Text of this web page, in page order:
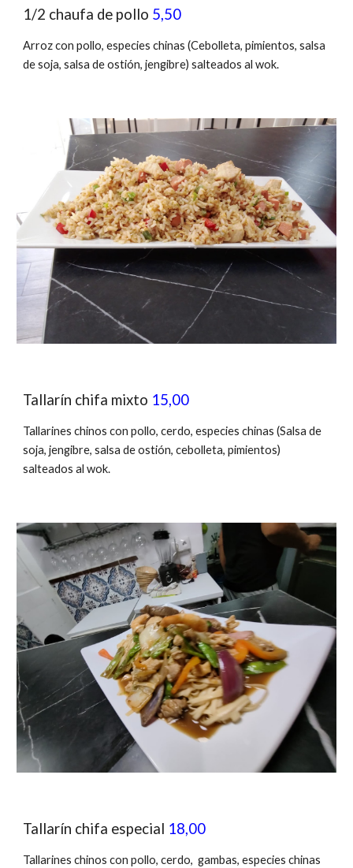
1/2 chaufa de pollo 5,50
Arroz con pollo, especies chinas (Cebolleta, pimientos, salsa
de soja, salsa de ostión,jengibre) salteados al wok.
Tallarín chifa mixto 15,00
Tallarines chinos con pollo, cerdo, especies chinas (Salsa de
soja, jengibre, salsa de ostión,cebolleta, pimientos)
salteados al wok.
Tallarín chifa especial 18,00
Tallarines chinos con pollo, cerdo, gambas, especies chinas